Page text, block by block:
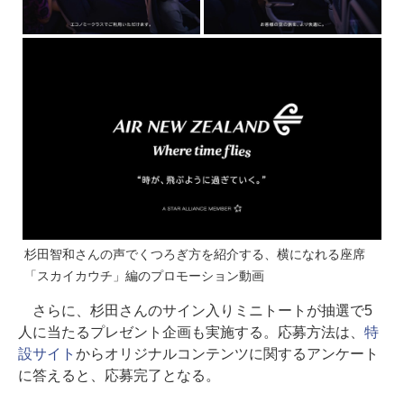
杉田智和さんの声でくつろぎ方を紹介する、横になれる座席
「スカイカウチ」編のプロモーション動画
さらに、杉田さんのサイン入りミニトートが抽選で5
人に当たるプレゼント企画も実施する。応募方法は、 特
設サイト からオリジナルコンテンツに関するアンケート
に答えると、応募完了となる。